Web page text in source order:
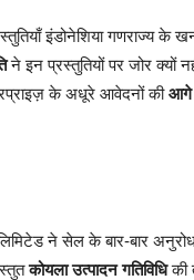
इंडोनेशिया गणराज्य के
ने इन प्रस्तुतियों पर जोर क्यों
के अधूरे आवेदनों कीआगे
ने सेल के बार-बार
कोयला उत्पादन गतिविधिकी